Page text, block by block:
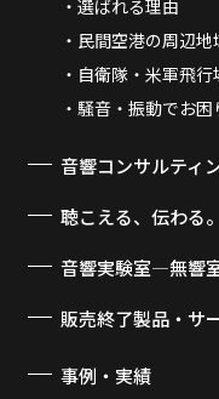
選ばれる理由
民間空港の周辺地
自衛隊・米軍飛
騒音・振動でお
音響コンサルティ
聴こえる、伝わ
音響実験室―無響
販売終了製品・サ
事例・実績